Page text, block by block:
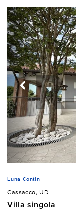
Luna Contin
Cassacco, UD
Villa singola